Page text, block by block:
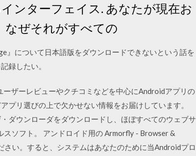
ンターフェイス. あなたが現在お
なぜそれがすべての
について日本語版をダウンロードできないという話を
録したい。
ザーレビューやクチコミなどを中心にAndroidアプリの
プリ選びの上で欠かせない情報をお届けしています。
ダウンローダをダウンロードし、ほぼすべてのウェブサ
ソフト。 アンドロイド用の Armorfly - Browser &
い。すると、システムはあなたのために当Androidプロ